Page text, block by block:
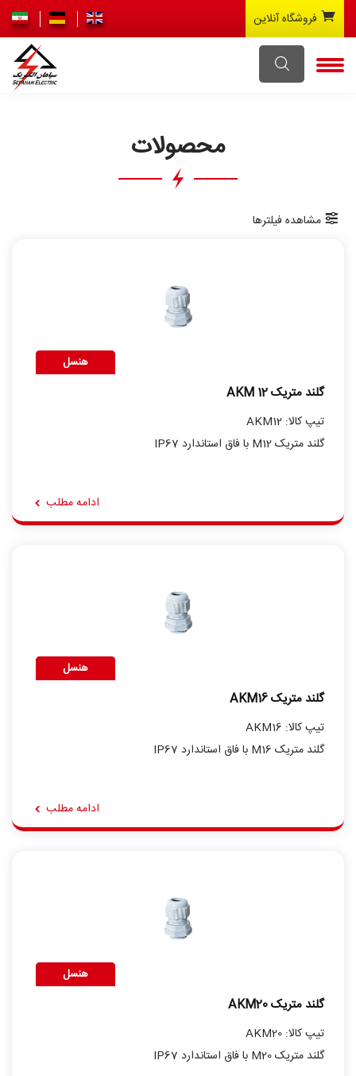
فروشگاه آنلاین
محصولات
مشاهده فیلترها
هنسل
گلند متریک AKM 12
تیپ کالا: AKM12
گلند متریک M12 با فاق استاندارد IP67
ادامه مطلب
هنسل
گلند متریک AKM16
تیپ کالا: AKM16
گلند متریک M16 با فاق استاندارد IP67
ادامه مطلب
هنسل
گلند متریک AKM20
تیپ کالا: AKM20
گلند متریک M20 با فاق استاندارد IP67